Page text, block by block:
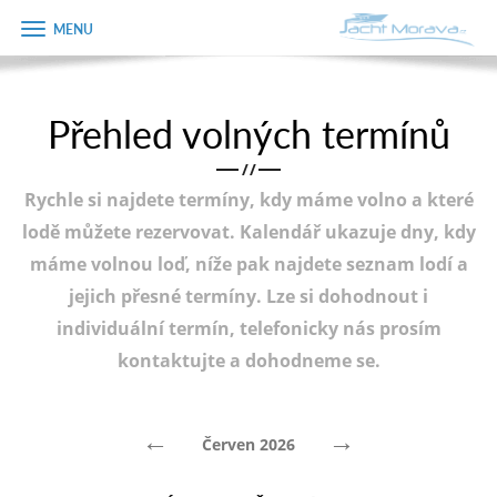
Úvodní strana
Plán plavby
Tipy na výlet
Fotogalerie
Zobrazit
menu
Přehled volných termínů
/ /
Rychle si najdete termíny, kdy máme volno a které
lodě můžete rezervovat. Kalendář ukazuje dny, kdy
máme volnou loď, níže pak najdete seznam lodí a
jejich přesné termíny. Lze si dohodnout i
individuální termín, telefonicky nás prosím
kontaktujte a dohodneme se.
← Červen 2026 →
Objednávka
dárkového
Jméno
Telefon
E-mail